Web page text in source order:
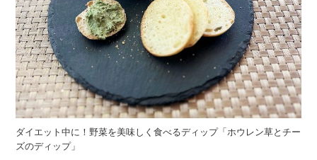
ダイエット中に！野菜を美味しく食べるディップ「ホウレン草とチー
ズのディップ」